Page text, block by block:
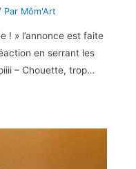
Par Môm'Art
! » l’annonce est faite
en serrant les
– Chouette, trop…